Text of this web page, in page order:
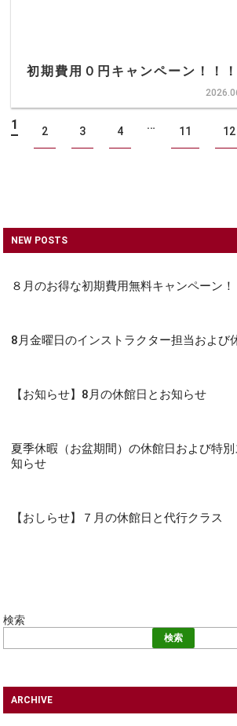
初期費用０円キャンペーン！！！
1 2 3 4 … 11 12
NEW POSTS
８月のお得な初期費用無料キャンペーン！
8月金曜日のインストラクター担当および
【お知らせ】8月の休館日とお知らせ
夏季休暇（お盆期間）の休館日および特
知らせ
【おしらせ】７月の休館日と代行クラス
検索
検索
ARCHIVE